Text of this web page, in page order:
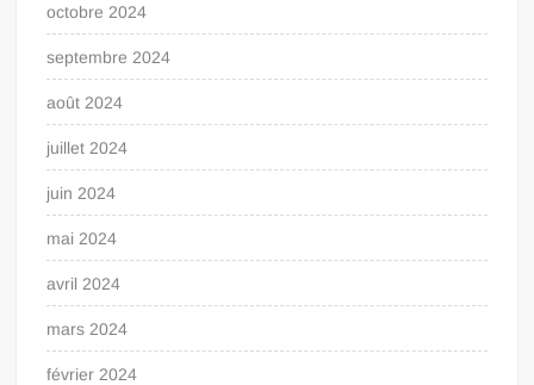
octobre 2024
septembre 2024
août 2024
juillet 2024
juin 2024
mai 2024
avril 2024
mars 2024
février 2024